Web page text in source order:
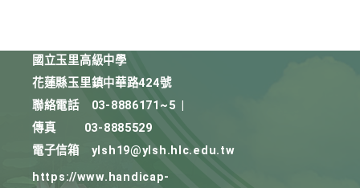
國立玉里高級中學
花蓮縣玉里鎮中華路424號
聯絡電話
03-8886171~5
傳真
03-8885529
電子信箱
ylsh19@ylsh.hlc.edu.tw
https://www.handicap-